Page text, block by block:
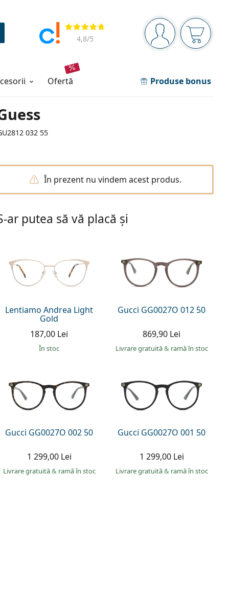
Panou de navigare
Sunteți logat
Coșul
Opinii
4,8/5
ofertă Produse bonus
032 55
În prezent nu vindem acest produs.
ar putea să vă placă și
Lentiamo Andrea Light
Gold
187,00 Lei
În stoc
Gucci GG0027O 012 50
869,90 Lei
Livrare gratuită& ramă în stoc
Gucci GG0027O 002 50
1 299,00 Lei
Livrare gratuită& ramă în stoc
Gucci GG0027O 001 50
1 299,00 Lei
Livrare gratuită& ramă în stoc